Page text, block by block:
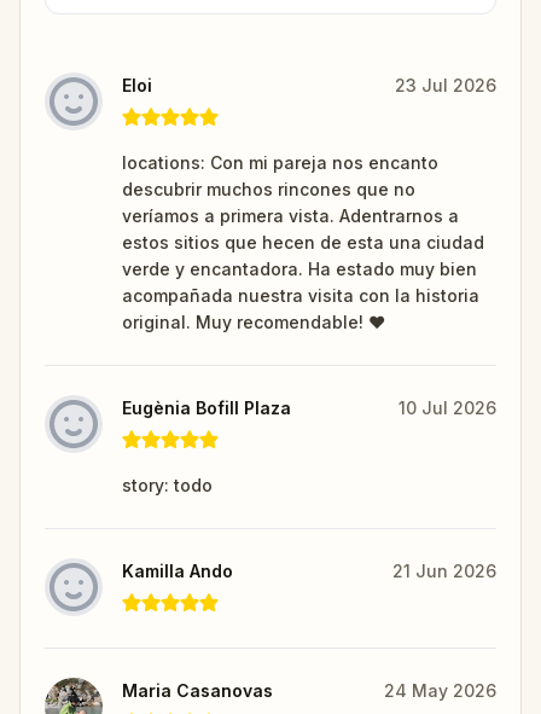
Eloi 23 Jul 2026
locations: Con mi pareja nos encanto
descubrir muchos rincones que no
veríamos a primera vista. Adentrarnos a
estos sitios que hecen de esta una ciudad
verde y encantadora. Ha estado muy bien
acompañada nuestra visita con la historia
original. Muy recomendable! ♥️
Eugènia Bofill Plaza 10 Jul 2026
story: todo
Kamilla Ando 21 Jun 2026
Maria Casanovas 24 May 2026